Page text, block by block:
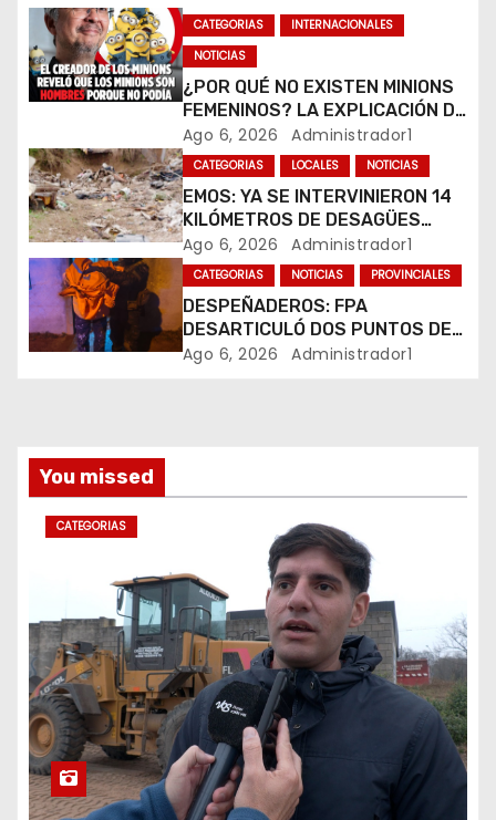
n
d
e
e
n
t
r
a
s
CATEGORIAS
INTERNACIONALES
NOTICIAS
¿POR QUÉ NO EXISTEN MINIONS
FEMENINOS? LA EXPLICACIÓN DE
SU CREADOR QUE VOLVIÓ A
VIRALIZARSE
Ago 6, 2026 Administrador1
CATEGORIAS LOCALES NOTICIAS
EMOS: YA SE INTERVINIERON 14
KILÓMETROS DE DESAGÜES
PLUVIALES
Ago 6, 2026 Administrador1
CATEGORIAS NOTICIAS PROVINCIALES
DESPEÑADEROS: FPA
DESARTICULÓ DOS PUNTOS DE
VENTA DE DROGAS. TRES
Ago 6, 2026 Administrador1
You missed
CATEGORIAS